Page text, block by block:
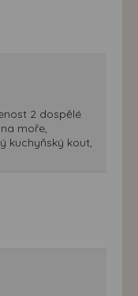
2 dospělé
moře,
kuchyňský kout,